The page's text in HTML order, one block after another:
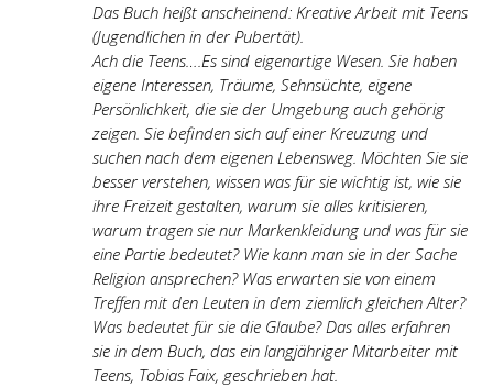
Das Buch heißt anscheinend: Kreative Arbeit mit Teens
(Jugendlichen in der Pubertät).
Ach die Teens….Es sind eigenartige Wesen. Sie haben
eigene Interessen, Träume, Sehnsüchte, eigene
Persönlichkeit, die sie der Umgebung auch gehörig
zeigen. Sie befinden sich auf einer Kreuzung und
suchen nach dem eigenen Lebensweg. Möchten Sie sie
besser verstehen, wissen was für sie wichtig ist, wie sie
ihre Freizeit gestalten, warum sie alles kritisieren,
warum tragen sie nur Markenkleidung und was für sie
eine Partie bedeutet? Wie kann man sie in der Sache
Religion ansprechen? Was erwarten sie von einem
Treffen mit den Leuten in dem ziemlich gleichen Alter?
Was bedeutet für sie die Glaube? Das alles erfahren
sie in dem Buch, das ein langjähriger Mitarbeiter mit
Teens, Tobias Faix, geschrieben hat.